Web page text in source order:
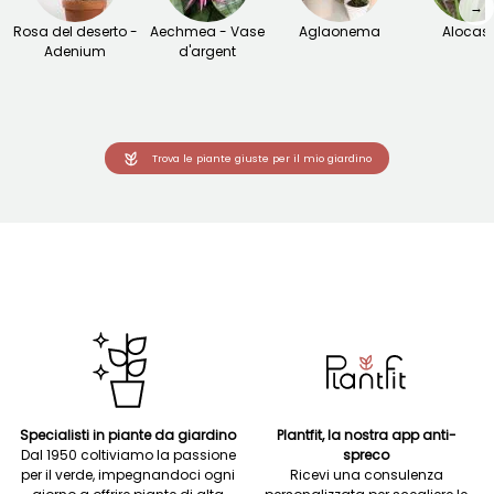
Rosa del deserto -
Adenium
Aechmea - Vase
d'argent
Aglaonema
→
Trova le piante giuste per il mio giardino
Specialisti in piante da giardino
Dal 1950 coltiviamo la passione
per il verde, impegnandoci ogni
Plantfit, la nostra app anti-
spreco
Ricevi una consulenza